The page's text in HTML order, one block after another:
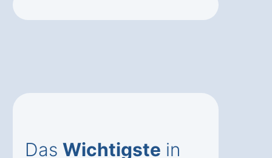
Das Wichtigste in